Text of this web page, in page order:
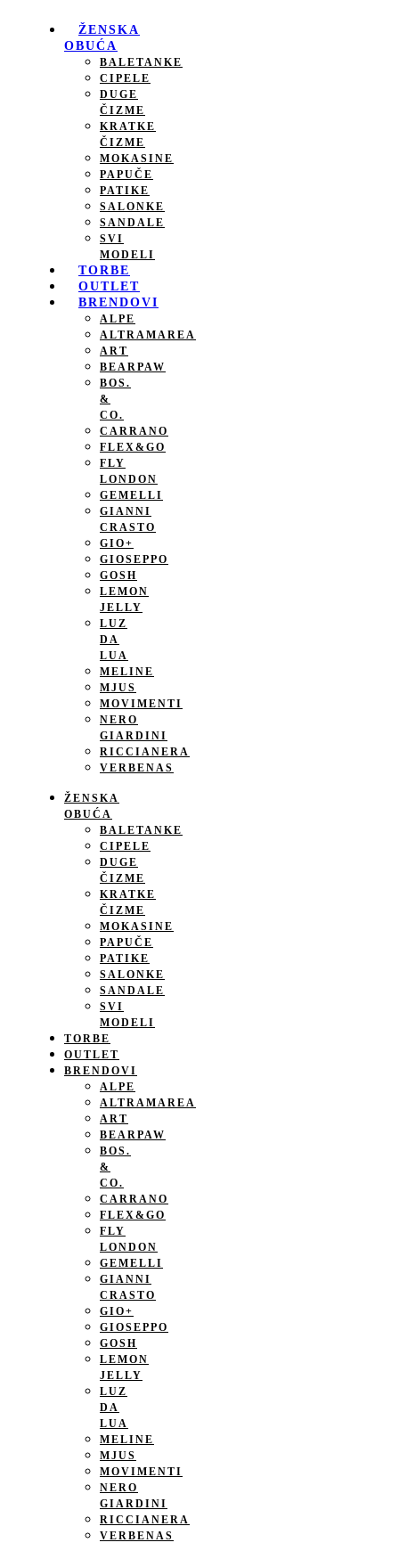
ŽENSKA
OBUĆA
BALETANKE
CIPELE
DUGE
ČIZME
KRATKE
ČIZME
MOKASINE
PAPUČE
PATIKE
SALONKE
SANDALE
SVI
MODELI
TORBE
OUTLET
BRENDOVI
ALPE
ALTRAMAREA
ART
BEARPAW
BOS.
&
CO.
CARRANO
FLEX&GO
FLY
LONDON
GEMELLI
GIANNI
CRASTO
GIO+
GIOSEPPO
GOSH
LEMON
JELLY
LUZ
DA
LUA
MELINE
MJUS
MOVIMENTI
NERO
GIARDINI
RICCIANERA
VERBENAS
ŽENSKA
OBUĆA
BALETANKE
CIPELE
DUGE
ČIZME
KRATKE
ČIZME
MOKASINE
PAPUČE
PATIKE
SALONKE
SANDALE
SVI
MODELI
TORBE
OUTLET
BRENDOVI
ALPE
ALTRAMAREA
ART
BEARPAW
BOS.
&
CO.
CARRANO
FLEX&GO
FLY
LONDON
GEMELLI
GIANNI
CRASTO
GIO+
GIOSEPPO
GOSH
LEMON
JELLY
LUZ
DA
LUA
MELINE
MJUS
MOVIMENTI
NERO
GIARDINI
RICCIANERA
VERBENAS